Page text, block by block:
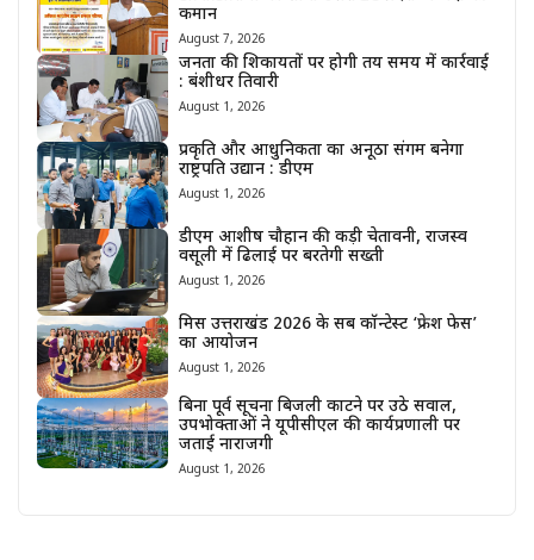
कमान
August 7, 2026
जनता की शिकायतों पर होगी तय समय में कार्रवाई
: बंशीधर तिवारी
August 1, 2026
प्रकृति और आधुनिकता का अनूठा संगम बनेगा
राष्ट्रपति उद्यान : डीएम
August 1, 2026
डीएम आशीष चौहान की कड़ी चेतावनी, राजस्व
वसूली में ढिलाई पर बरतेगी सख्ती
August 1, 2026
मिस उत्तराखंड 2026 के सब कॉन्टेस्ट ‘फ्रेश फेस’
का आयोजन
August 1, 2026
बिना पूर्व सूचना बिजली काटने पर उठे सवाल,
उपभोक्ताओं ने यूपीसीएल की कार्यप्रणाली पर
जताई नाराजगी
August 1, 2026